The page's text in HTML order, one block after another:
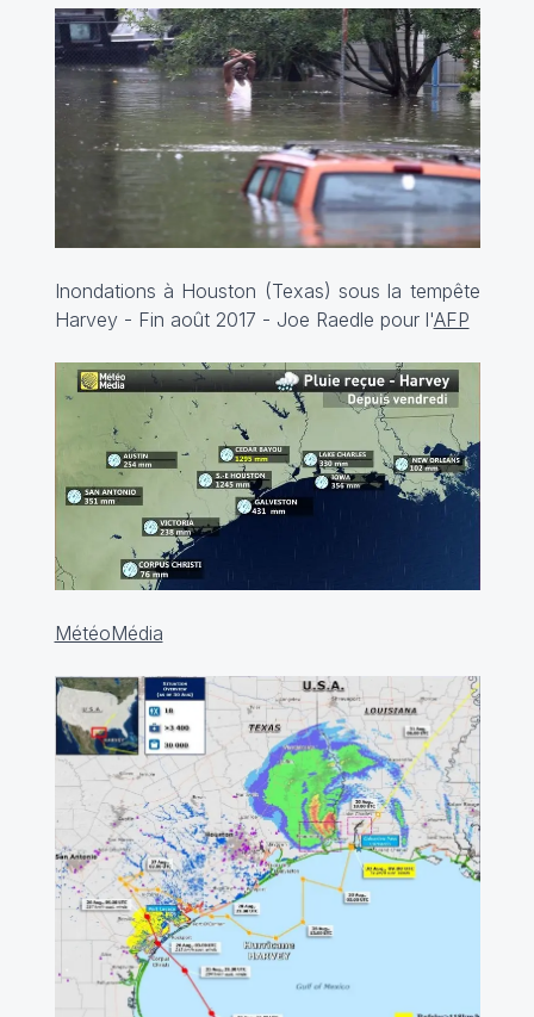
Inondations à Houston (Texas) sous la tempête
Harvey - Fin août 2017 - Joe Raedle pour l'AFP
MétéoMédia